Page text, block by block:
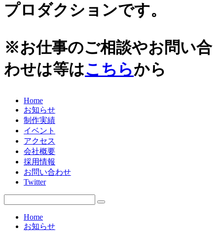
プロダクションです。
※お仕事のご相談やお問い合
わせは等はこちらから
Home
お知らせ
制作実績
イベント
アクセス
会社概要
採用情報
お問い合わせ
Twitter
Home
お知らせ